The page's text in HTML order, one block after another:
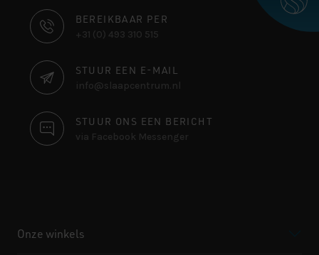
CONTACT
INFORMATIE
BEREIKBAAR PER
+31 (0) 493 310 515
STUUR EEN E-MAIL
info@slaapcentrum.nl
STUUR ONS EEN BERICHT
via Facebook Messenger
Onze winkels